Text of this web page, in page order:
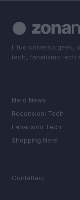
Il tuo universo geek,
tech, fanatismo tech
Nerd News
Recensioni Tech
Fanatismo Tech
Shopping Nerd
Contattaci